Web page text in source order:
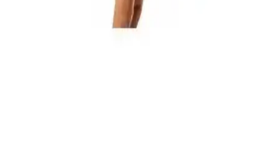
Dündar Bambu Erkek Çorapları Karşılaştırması:
Malzeme, Konfor ve Dayanıklılık